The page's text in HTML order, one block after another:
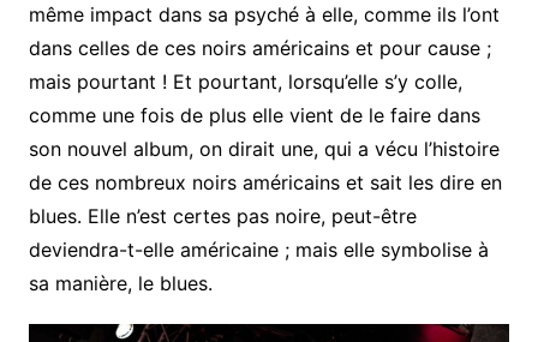
même impact dans sa psyché à elle, comme ils l’ont
dans celles de ces noirs américains et pour cause ;
mais pourtant ! Et pourtant, lorsqu’elle s’y colle,
comme une fois de plus elle vient de le faire dans
son nouvel album, on dirait une, qui a vécu l’histoire
de ces nombreux noirs américains et sait les dire en
blues. Elle n’est certes pas noire, peut-être
deviendra-t-elle américaine ; mais elle symbolise à
sa manière, le blues.